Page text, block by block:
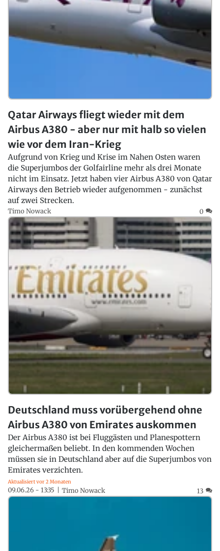
Qatar Airways fliegt wieder mit dem
Airbus A380 - aber nur mit halb so vielen
wie vor dem Iran-Krieg
Aufgrund von Krieg und Krise im Nahen Osten waren
die Superjumbos der Golfairline mehr als drei Monate
nicht im Einsatz. Jetzt haben vier Airbus A380 von Qatar
Airways den Betrieb wieder aufgenommen - zunächst
auf zwei Strecken.
Timo Nowack 0
Deutschland muss vorübergehend ohne
Airbus A380 von Emirates auskommen
Der Airbus A380 ist bei Fluggästen und Planespottern
gleichermaßen beliebt. In den kommenden Wochen
müssen sie in Deutschland aber auf die Superjumbos von
Emirates verzichten.
Aktualisiert vor 2 Monaten
09.06.26 - 13:35 Timo Nowack 13